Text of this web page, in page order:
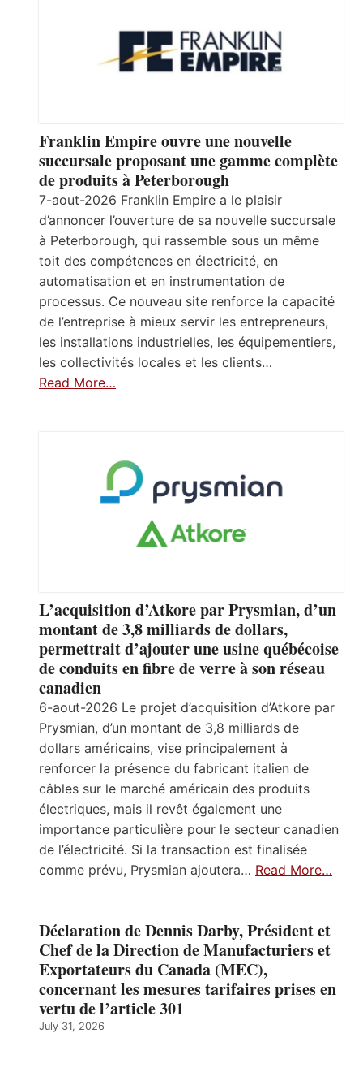
Franklin Empire ouvre une nouvelle
succursale proposant une gamme complète
de produits à Peterborough
7-aout-2026 Franklin Empire a le plaisir
d’annoncer l’ouverture de sa nouvelle succursale
à Peterborough, qui rassemble sous un même
toit des compétences en électricité, en
automatisation et en instrumentation de
processus. Ce nouveau site renforce la capacité
de l’entreprise à mieux servir les entrepreneurs,
les installations industrielles, les équipementiers,
les collectivités locales et les clients…
Read More…
L’acquisition d’Atkore par Prysmian, d’un
montant de 3,8 milliards de dollars,
permettrait d’ajouter une usine québécoise
de conduits en fibre de verre à son réseau
canadien
6-aout-2026 Le projet d’acquisition d’Atkore par
Prysmian, d’un montant de 3,8 milliards de
dollars américains, vise principalement à
renforcer la présence du fabricant italien de
câbles sur le marché américain des produits
électriques, mais il revêt également une
importance particulière pour le secteur canadien
de l’électricité. Si la transaction est finalisée
comme prévu, Prysmian ajoutera… Read More…
Déclaration de Dennis Darby, Président et
Chef de la Direction de Manufacturiers et
Exportateurs du Canada (MEC),
concernant les mesures tarifaires prises en
vertu de l’article 301
July 31, 2026